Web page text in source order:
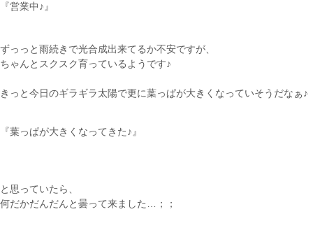
『営業中♪』
ずっっと雨続きで光合成出来てるか不安ですが、
ちゃんとスクスク育っているようです♪
きっと今日のギラギラ太陽で更に葉っぱが大きくなっていそうだなぁ♪
『葉っぱが大きくなってきた♪』
と思っていたら、
何だかだんだんと曇って来ました…；；